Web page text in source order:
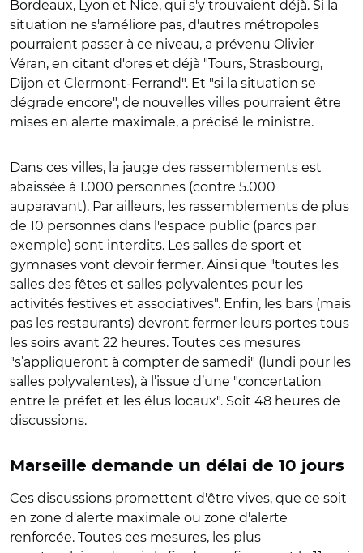
Bordeaux, Lyon et Nice, qui s'y trouvaient déjà. Si la
situation ne s'améliore pas, d'autres métropoles
pourraient passer à ce niveau, a prévenu Olivier
Véran, en citant d'ores et déjà "Tours, Strasbourg,
Dijon et Clermont-Ferrand". Et "si la situation se
dégrade encore", de nouvelles villes pourraient être
mises en alerte maximale, a précisé le ministre.
Dans ces villes, la jauge des rassemblements est
abaissée à 1.000 personnes (contre 5.000
auparavant). Par ailleurs, les rassemblements de plus
de 10 personnes dans l'espace public (parcs par
exemple) sont interdits. Les salles de sport et
gymnases vont devoir fermer. Ainsi que "toutes les
salles des fêtes et salles polyvalentes pour les
activités festives et associatives". Enfin, les bars (mais
pas les restaurants) devront fermer leurs portes tous
les soirs avant 22 heures. Toutes ces mesures
"s’appliqueront à compter de samedi" (lundi pour les
salles polyvalentes), à l’issue d’une "concertation
entre le préfet et les élus locaux". Soit 48 heures de
discussions.
Marseille demande un délai de 10 jours
Ces discussions promettent d'être vives, que ce soit
en zone d'alerte maximale ou zone d'alerte
renforcée. Toutes ces mesures, les plus